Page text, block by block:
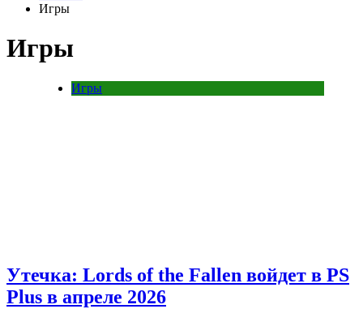
Игры
Игры
Игры
Утечка: Lords of the Fallen войдет в PS
Plus в апреле 2026